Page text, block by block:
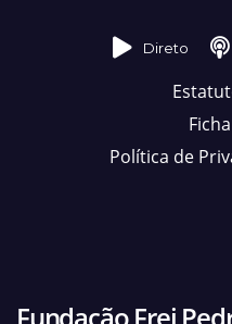
Direto
Política de
Fundação Frei